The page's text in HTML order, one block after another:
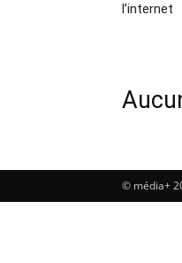
l’internet
© média+